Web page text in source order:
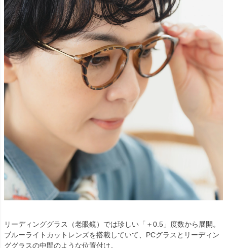
リーディンググラス（老眼鏡）では珍しい「＋0.5」度数から展開。
ブルーライトカットレンズを搭載していて、PCグラスとリーディン
ググラスの中間のような位置付け。